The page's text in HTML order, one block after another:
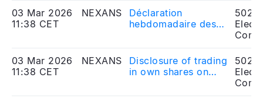
employees
03 Mar 2026
11:38 CET
NEXANS
Déclaration
hebdomadaire des
mars 2026
03 Mar 2026
11:38 CET
NEXANS
Disclosure of trading
in own shares on